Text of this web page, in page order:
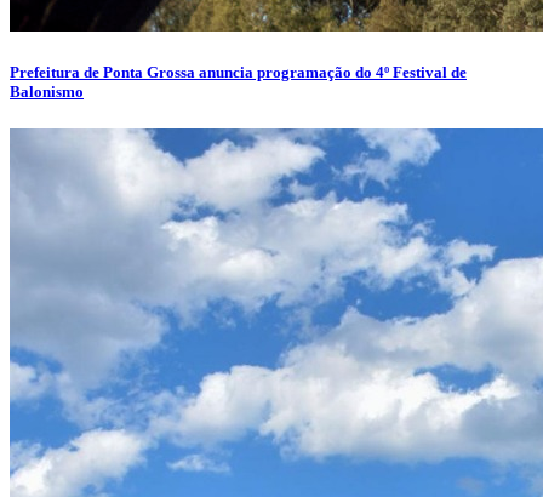
Prefeitura de Ponta Grossa anuncia programação do 4º Festival de
Balonismo